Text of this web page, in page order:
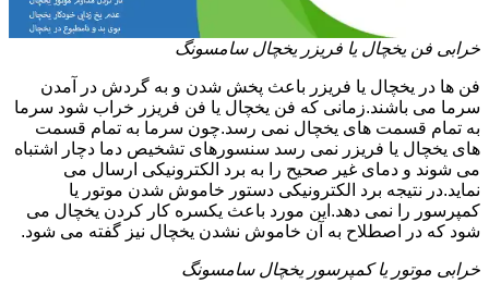
خرابی فن یخچال یا فریزر یخچال سامسونگ
فن ها در یخچال یا فریزر باعث پخش شدن و به گردش در آمدن
سرما می باشند.زمانی که فن یخچال یا فن فریزر خراب شود سرما
به تمام قسمت های یخچال نمی رسد.چون سرما به تمام قسمت
های یخچال یا فریزر نمی رسد سنسورهای تشخیص دما دچار اشتباه
می شوند و دمای غیر صحیح را به برد الکترونیکی ارسال می
نماید.در نتیجه برد الکترونیکی دستور خاموش شدن موتور یا
کمپرسور را نمی دهد.این مورد باعث یکسره کار کردن یخچال می
شود که در اصطلاح به آن خاموش نشدن یخچال نیز گفته می شود.
خرابی موتور یا کمپرسور یخچال سامسونگ